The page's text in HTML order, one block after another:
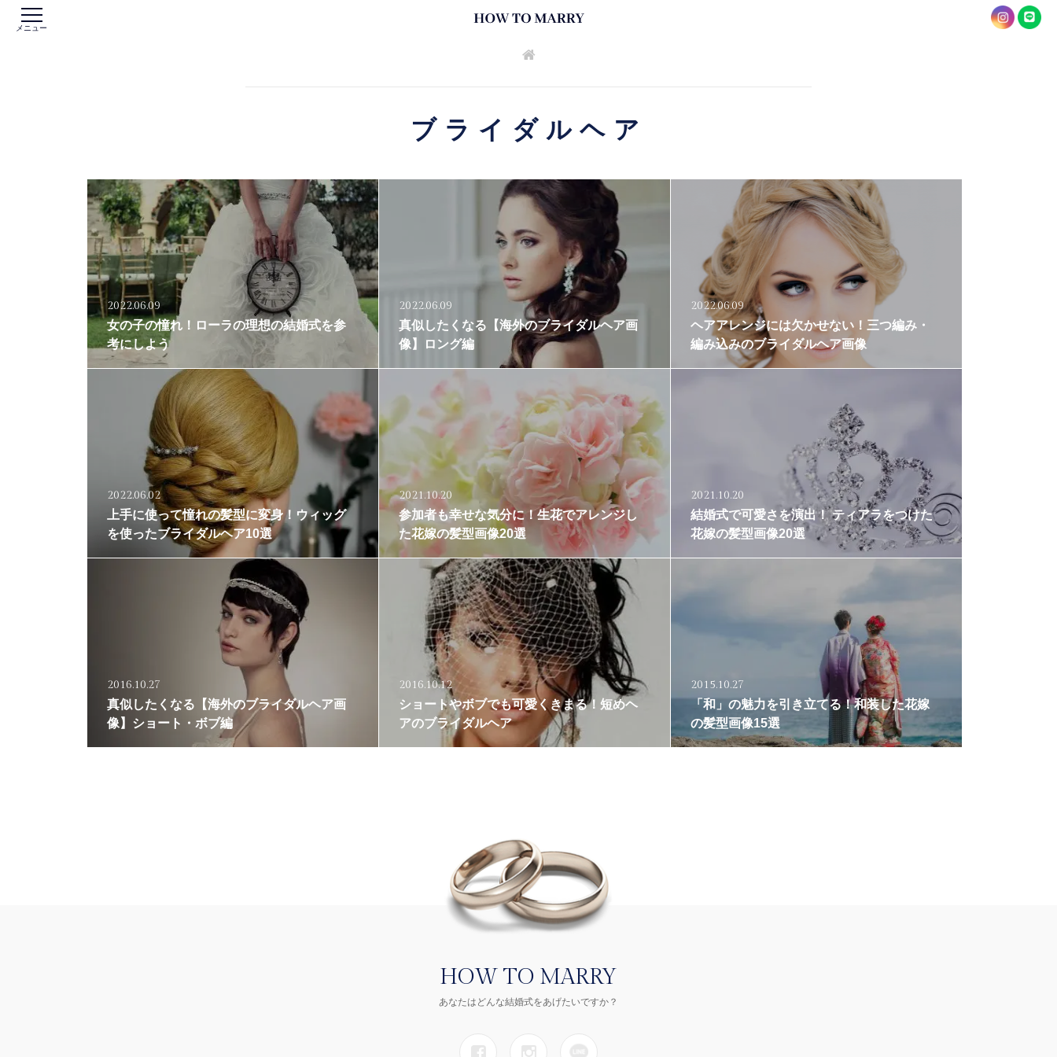
メニュー
ブライダルヘア
2022.06.09
女の子の憧れ！ローラの理想の結婚式を参
考にしよう
2022.06.09
真似したくなる【海外のブライダルヘア画
像】ロング編
2022.06.09
ヘアアレンジには欠かせない！三つ編み・
編み込みのブライダルヘア画像
2022.06.02
上手に使って憧れの髪型に変身！ウィッグ
を使ったブライダルヘア10選
2021.10.20
参加者も幸せな気分に！生花でアレンジし
た花嫁の髪型画像20選
2021.10.20
結婚式で可愛さを演出！ ティアラをつけた
花嫁の髪型画像20選
2016.10.27
真似したくなる【海外のブライダルヘア画
像】ショート・ボブ編
2016.10.12
ショートやボブでも可愛くきまる！短めヘ
アのブライダルヘア
2015.10.27
「和」の魅力を引き立てる！和装した花嫁
の髪型画像15選
HOW TO MARRY
あなたはどんな結婚式をあげたいですか？